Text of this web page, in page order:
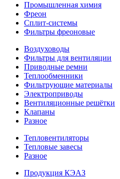
Промышленная химия
Фреон
Сплит-системы
Фильтры фреоновые
Воздуховоды
Фильтры для вентиляции
Приводные ремни
Теплообменники
Фильтрующие материалы
Электроприводы
Вентиляционные решётки
Клапаны
Разное
Тепловентиляторы
Тепловые завесы
Разное
Продукция КЭАЗ